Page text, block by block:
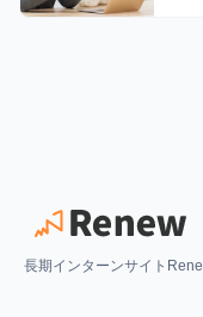
長期インターンサイト